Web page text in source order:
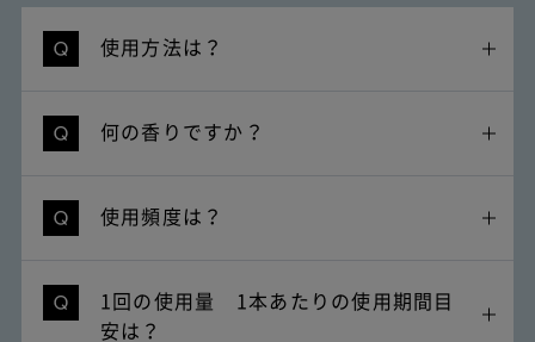
使用方法は？
何の香りですか？
使用頻度は？
1回の使用量 1本あたりの使用期間目
安は？